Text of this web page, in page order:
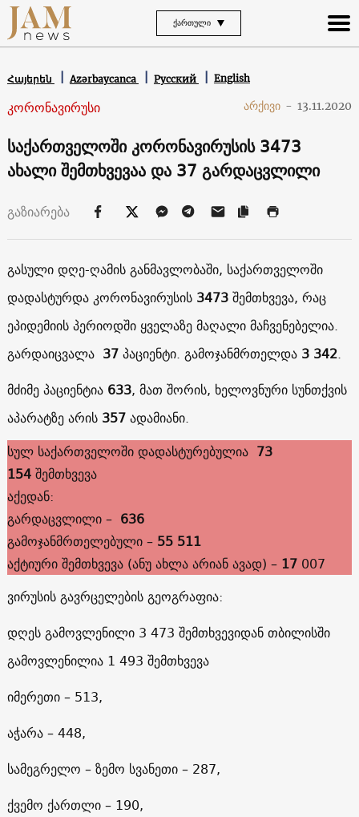
ᲥᲐᲠᲗᲣᲚᲘ
Հայերեն Azərbaycanca Русский English
კორონავირუსი არქივი - 13.11.2020
საქართველოში კორონავირუსის 3473
ახალი შემთხვევაა და 37 გარდაცვლილი
გაზიარება
გასული დღე-ღამის განმავლობაში, საქართველოში
დადასტურდა კორონავირუსის 3473შემთხვევა, რაც
ეპიდემიის პერიოდში ყველაზე მაღალი მაჩვენებელია.
გარდაიცვალა 37პაციენტი. გამოჯანმრთელდა 3 342.
მძიმე პაციენტია 633, მათ შორის, ხელოვნური სუნთქვის
აპარატზე არის 357ადამიანი.
სულ საქართველოში დადასტურებულია 73
154შემთხვევა
აქედან:
გარდაცვლილი – 636
გამოჯანმრთელებული – 55 511
აქტიური შემთხვევა (ანუ ახლა არიან ავად) –17 007
ვირუსის გავრცელების გეოგრაფია:
დღეს გამოვლენილი 3 473 შემთხვევიდან თბილისში
გამოვლენილია 1 493 შემთხვევა
იმერეთი – 513,
აჭარა – 448,
სამეგრელო – ზემო სვანეთი – 287,
ქვემო ქართლი – 190,